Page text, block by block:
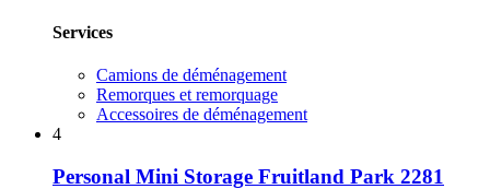
Services
Camions de déménagement
Remorques et remorquage
Accessoires de déménagement
4
Personal Mini Storage Fruitland Park 2281